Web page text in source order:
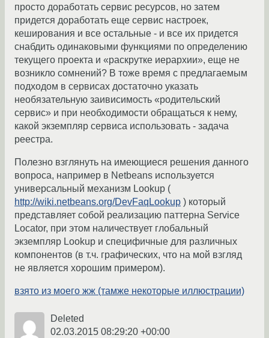
просто доработать сервис ресурсов, но затем
придется доработать еще сервис настроек,
кеширования и все остальные - и все их придется
снабдить одинаковыми функциями по определению
текущего проекта и «раскрутке иерархии», еще не
возникло сомнений? В тоже время с предлагаемым
подходом в сервисах достаточно указать
необязательную заивисимость «родительский
сервис» и при необходимости обращаться к нему,
какой экземпляр сервиса использовать - задача
реестра.
Полезно взглянуть на имеющиеся решения данного
вопроса, например в Netbeans используется
универсальный механизм Lookup (
http://wiki.netbeans.org/DevFaqLookup ) который
представляет собой реализацию паттерна Service
Locator, при этом наличествует глобальный
экземпляр Lookup и специфичные для различных
компонентов (в т.ч. графических, что на мой взгляд
не является хорошим примером).
взято из моего жж (тамже некоторые иллюстрации)
Deleted
02.03.2015 08:29:20 +00:00